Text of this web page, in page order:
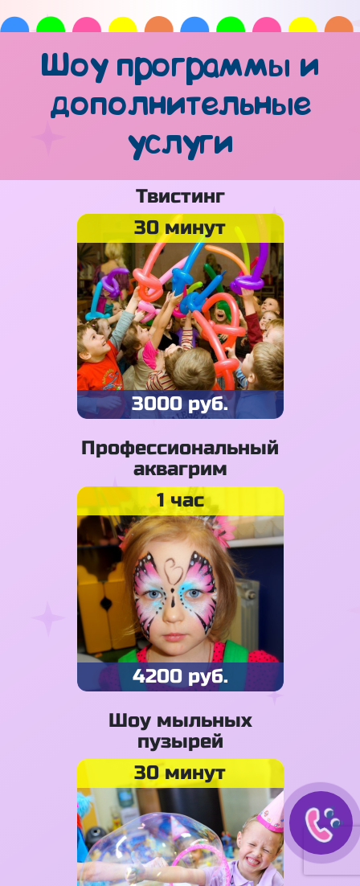
Шоу программы и
дополнительные
услуги
Твистинг
30 минут
3000 руб.
Профессиональный
аквагрим
1 час
4200 руб.
Шоу мыльных
пузырей
30 минут